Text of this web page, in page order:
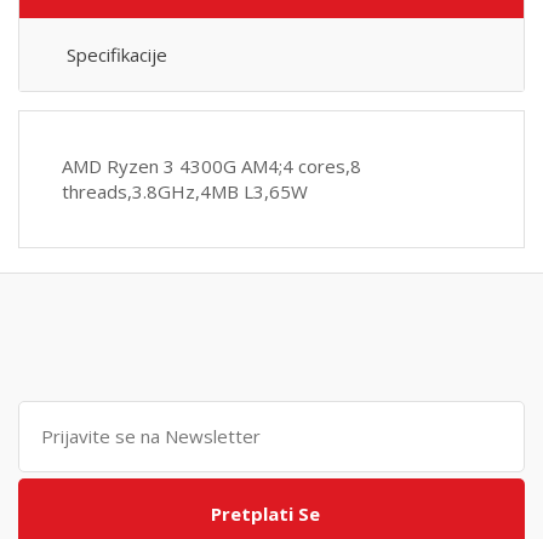
Specifikacije
AMD Ryzen 3 4300G AM4;4 cores,8
threads,3.8GHz,4MB L3,65W
Pretplati Se